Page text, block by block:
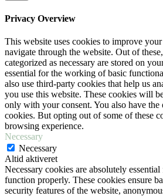
Privacy Overview
This website uses cookies to improve
navigate through the website. Out of
categorized as necessary are stored on
essential for the working of basic
also use third-party cookies that help us
you use this website. These cookies will
only with your consent. You also have
cookies. But opting out of some of these
browsing experience.
Necessary
Necessary
Altid aktiveret
Necessary cookies are absolutely
function properly. These cookies ensure
security features of the website,